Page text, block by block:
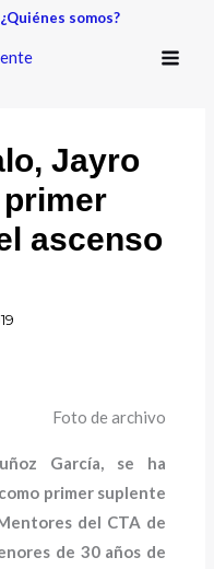
¿Quiénes somos?
Jayro
primer
ascenso
Foto de archivo
García, se ha
primer suplente
del CTA de
de 30 años de